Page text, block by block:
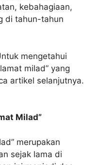
kebahagiaan,
di tahun-tahun
mengetahui
milad” yang
artikel selanjutnya.
Milad”
merupakan
sejak lama di